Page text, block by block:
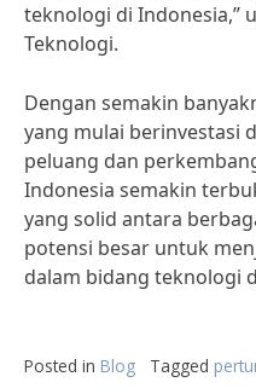
teknologi di Indonesia,”
Teknologi.
Dengan semakin
yang mulai berinvestasi
peluang dan
Indonesia semakin
yang solid antara
potensi besar untuk
dalam bidang teknologi
Posted in Blog Tagged